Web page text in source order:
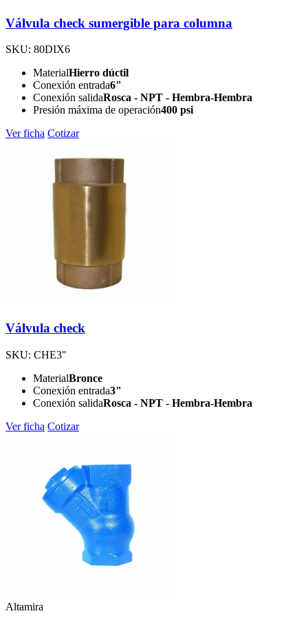
Válvula check sumergible para columna
SKU: 80DIX6
MaterialHierro dúctil
Conexión entrada6"
Conexión salidaRosca - NPT - Hembra-Hembra
Presión máxima de operación400 psi
Ver ficha Cotizar
Válvula check
SKU: CHE3"
MaterialBronce
Conexión entrada3"
Conexión salidaRosca - NPT - Hembra-Hembra
Ver ficha Cotizar
Altamira